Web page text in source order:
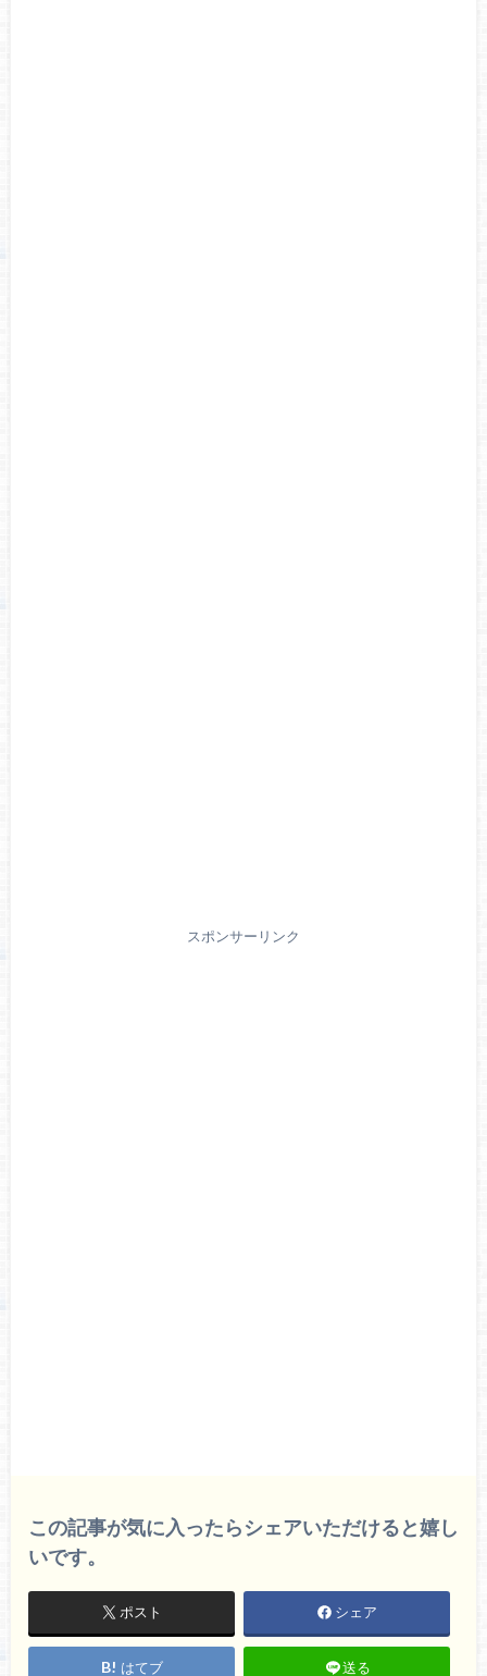
スポンサーリンク
この記事が気に入ったらシェアいただけると嬉し
いです。
ポスト シェア
はてブ 送る